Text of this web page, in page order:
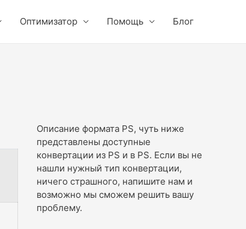
Оптимизатор Помощь Блог
Описание формата PS, чуть ниже
представлены доступные
конвертации из PS и в PS. Если вы не
нашли нужный тип конвертации,
ничего страшного, напишите нам и
возможно мы сможем решить вашу
проблему.